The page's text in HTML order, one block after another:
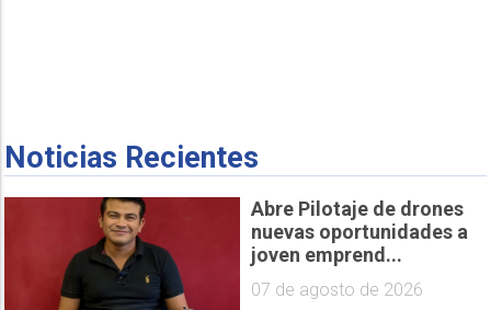
Noticias Recientes
Abre Pilotaje de drones
nuevas oportunidades a
joven emprend...
07 de agosto de 2026